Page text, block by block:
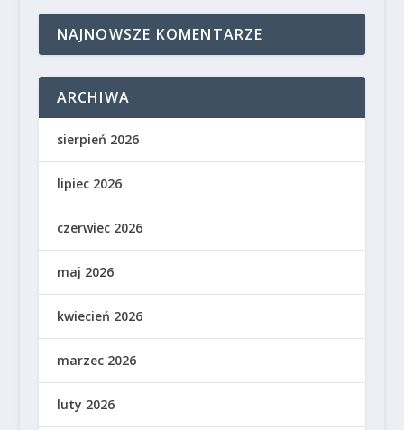
NAJNOWSZE KOMENTARZE
ARCHIWA
sierpień 2026
lipiec 2026
czerwiec 2026
maj 2026
kwiecień 2026
marzec 2026
luty 2026